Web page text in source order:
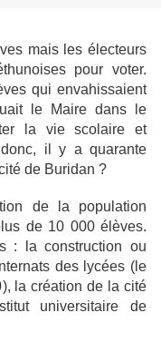
mais les électeurs
pour voter.
qui envahissaient
le Maire dans le
la vie scolaire et
il y a quarante
de Buridan ?
de la population
de 10 000 élèves.
: la construction ou
des lycées (le
la création de la cité
universitaire de